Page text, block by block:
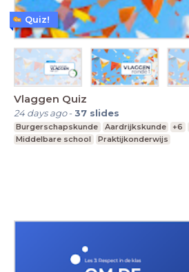
Vlaggen Quiz
24 days ago-37 slides
Burgerschapskunde Aardrijkskunde +6
Middelbare school
Praktijkonderwijs
Quiz!